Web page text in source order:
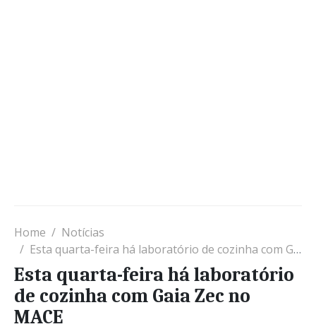
Home
Notícias
Esta quarta-feira há laboratório de cozinha com Gaia Zec no MACE
Esta quarta-feira há laboratório
de cozinha com Gaia Zec no
MACE